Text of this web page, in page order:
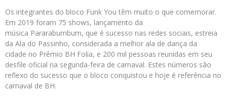
Os integrantes do bloco Funk You têm muito o que comemorar.
Em 2019 foram 75 shows, lançamento da
música Pararabumbum, que é sucesso nas redes sociais, estreia
da Ala do Passinho, considerada a melhor ala de dança da
cidade no Prêmio BH Folia, e 200 mil pessoas reunidas em seu
desfile oficial na segunda-feira de carnaval. Estes números são
reflexo do sucesso que o bloco conquistou e hoje é referência no
carnaval de BH.